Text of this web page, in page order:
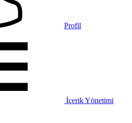
Profil
İçerik Yönetimi